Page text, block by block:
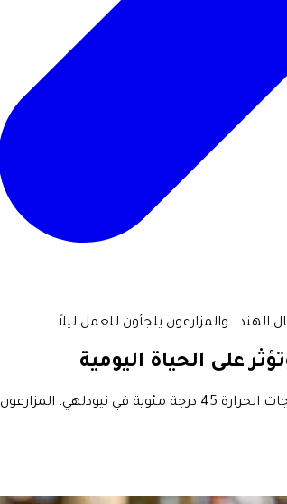
والمزارعون يلجأون للعمل ليلاً
على الحياة اليومية
تتعرض الهند لموجة حر شديدة، حيث تجاوزت